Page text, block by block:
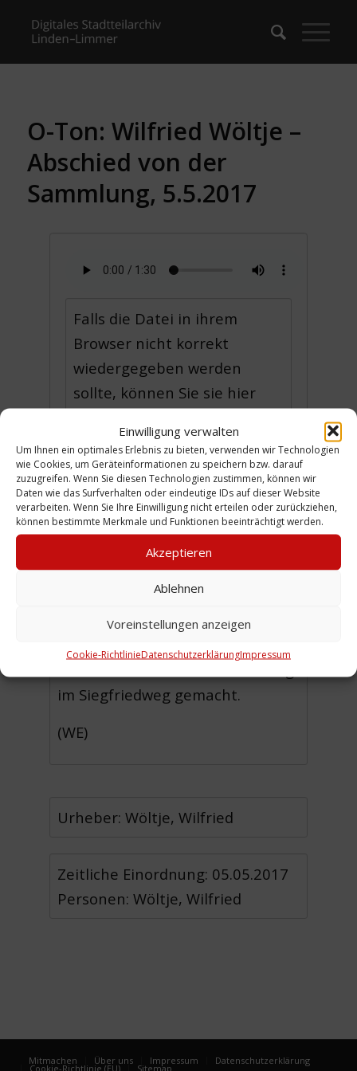
Einwilligung verwalten
Um Ihnen ein optimales Erlebnis zu bieten, verwenden wir Technologien
wie Cookies, um Geräteinformationen zu speichern bzw. darauf
zuzugreifen. Wenn Sie diesen Technologien zustimmen, können wir
Daten wie das Surfverhalten oder eindeutige IDs auf dieser Website
verarbeiten. Wenn Sie Ihre Einwilligung nicht erteilen oder zurückziehen,
können bestimmte Merkmale und Funktionen beeinträchtigt werden.
Akzeptieren
Ablehnen
Voreinstellungen anzeigen
Cookie-RichtlinieDatenschutzerklärungImpressum
O-Ton: Wilfried Wöltje –
Abschied von der
Sammlung, 5.5.2017
Falls die Datei in ihrem
Browser nicht korrekt
wiedergegeben werden
sollte, können Sie sie hier
Wilfried Wöltjeblickt zurück auf
„seine“ Sammlung von
Dokumenten und Materialien des
Die Aufnahme wurde am 5.5.2017
im Siegfriedweg gemacht.
(WE)
Urheber: Wöltje, Wilfried
Zeitliche Einordnung: 05.05.2017
Personen: Wöltje, Wilfried
Mitmachen Über uns Impressum Datenschutzerklärung
Cookie-Richtlinie (EU) Sitemap